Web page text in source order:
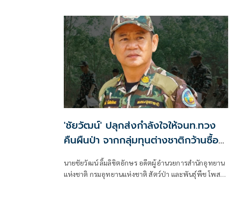
ด้านสิทธิมนุษยชนและสิ่งแวดล้อม โพสต์เฟซบุ๊กว่า
'ชัยวัฒน์' ปลุกส่งกำลังใจให้จนท.ทวง
คืนผืนป่า จากกลุ่มทุนต่างชาติกว้านซื้อที่่
บนเกาะพงัน
นายชัยวัฒน์ ลิ้มลิขิตอักษร อดีตผู้อำนวยการสำนักอุทยาน
แห่งชาติ กรมอุทยานแห่งชาติ สัตว์ป่า และพันธุ์พืช โพสต์